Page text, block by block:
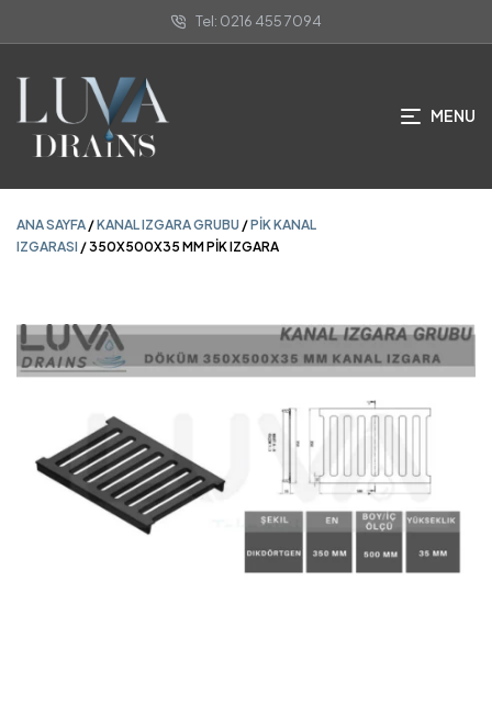
Tel: 0216 455 7094
MENU
ANA SAYFA/KANAL IZGARA GRUBU/PIK KANAL
ANA SAYFA /KANAL IZGARA GRUBU /PIK KANAL
IZGARASI / 350X500X35 MM PIK IZGARA